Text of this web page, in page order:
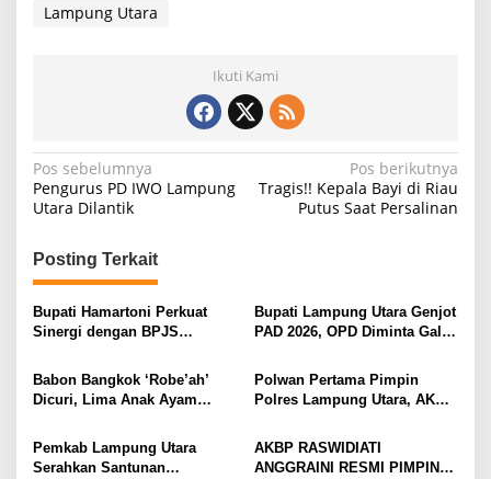
Lampung Utara
Ikuti Kami
N
a
i
a
i
o
Pos sebelumnya
Pengurus PD IWO Lampung
Utara Dilantik
Pos berikutnya
Tragis!! Kepala Bayi di Riau
Putus Saat Persalinan
Posting Terkait
Bupati Hamartoni Perkuat
Sinergi dengan BPJS
Kesehatan Makin Cepat dan
Mudah
Bupati Lampung Utara Genjot
PAD 2026, OPD Diminta Gali
hingga Optimalkan PBB-P2
Babon Bangkok ‘Robe’ah’
Dicuri, Lima Anak Ayam
Gang Jalaba Kotabumi Heboh
Polwan Pertama Pimpin
Polres Lampung Utara, AKBP
Pedang Pora
Pemkab Lampung Utara
Serahkan Santunan
AKBP RASWIDIATI
ANGGRAINI RESMI PIMPIN